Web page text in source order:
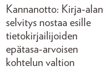
Kannanotto: Kirja-alan
selvitys nostaa esille
tietokirjailijoiden
epätasa-arvoisen
kohtelun valtion